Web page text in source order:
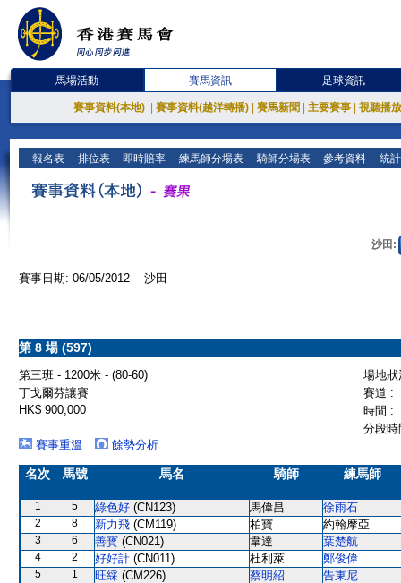
馬場活動 賽馬資訊 足球資訊
賽事資料(本地) 賽事資料(越洋轉播) 賽馬新聞 主要賽事 視聽播
報名表 排位表 即時賠率 練馬師分場表 騎師分場表 參考資料 統
沙田:
賽事日期: 06/05/2012 沙田
第 8 場 (597)
第三班 - 1200米 - (80-60)
場地
丁戈爾芬讓賽
賽道 :
HK$ 900,000
時間 :
分段
賽事重溫
餘勢分析
名次 馬號 馬名 騎師 練馬師
1 5 綠色好 (CN123) 馬偉昌 徐雨石
2 8 新力飛 (CM119) 柏寶 約翰摩亞
3 6 善寳 (CN021) 韋達 葉楚航
4 2 好好計 (CN011) 杜利萊 鄭俊偉
5 1 旺綵 (CM226) 蔡明紹 告東尼